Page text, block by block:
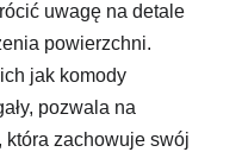
uwagę na detale
powierzchni.
jak komody
pozwala na
zachowuje swój